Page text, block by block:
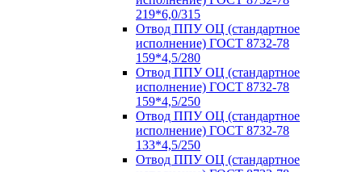
219*6,0/315
Отвод ППУ ОЦ (стандартное
исполнение) ГОСТ 8732-78
159*4,5/280
Отвод ППУ ОЦ (стандартное
исполнение) ГОСТ 8732-78
159*4,5/250
Отвод ППУ ОЦ (стандартное
исполнение) ГОСТ 8732-78
133*4,5/250
Отвод ППУ ОЦ (стандартное